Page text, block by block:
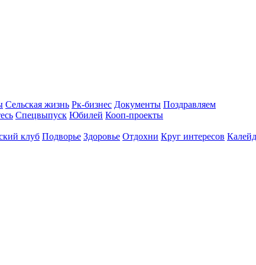
Сельская жизнь Рк-бизнес Документы Поздравляем
Спецвыпуск Юбилей Кооп-проекты
клуб Подворье Здоровье Отдохни Круг интересов